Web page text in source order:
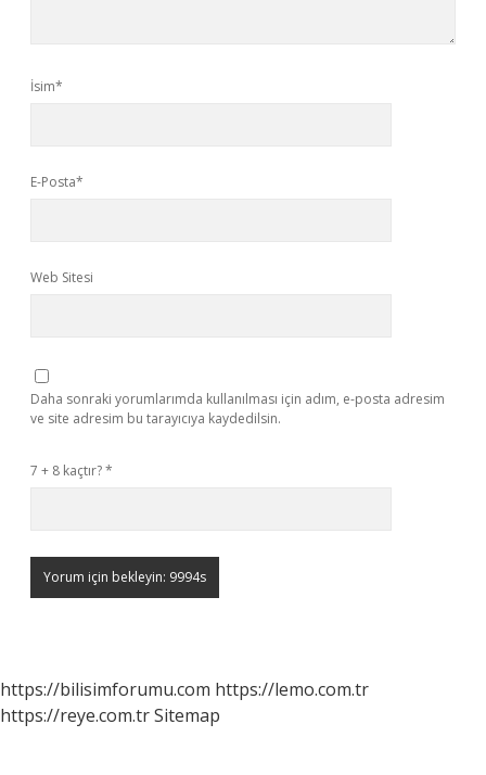
İsim*
E-Posta*
Web Sitesi
Daha sonraki yorumlarımda kullanılması için adım, e-posta adresim
ve site adresim bu tarayıcıya kaydedilsin.
7 + 8 kaçtır?*
https://bilisimforumu.com https://lemo.com.tr
https://reye.com.trSitemap